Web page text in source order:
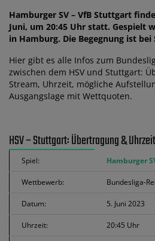
Hamburger SV – VfB Stuttgart
Juni, um 20:45 Uhr statt. Gespielt
in Hamburg. Die Begegnung ist bei
Hier gibt es alle Infos zum
zwischen dem HSV und Stuttgart:
Stream, Uhrzeit, mögliche
Ausgangslage mit Wettquoten.
HSV – Stuttgart: Übertragung & Uhrzeit
Spiel: Hamburger
Wettbewerb: Bundesliga-
Datum: 5. Juni 2023
Uhrzeit: 20:45 Uhr